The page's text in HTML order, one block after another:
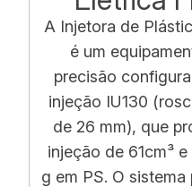
A Injetora de
é um
precisão
injeção IU130
de 26 mm), que
injeção de 61cm³
g em PS. O